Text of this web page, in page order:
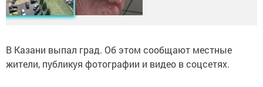
В Казани выпал град. Об этом сообщают местные
жители, публикуя фотографии и видео в соцсетях.